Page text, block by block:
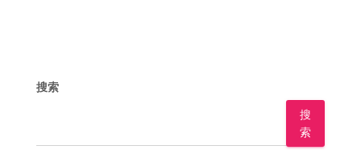
搜索
搜
索